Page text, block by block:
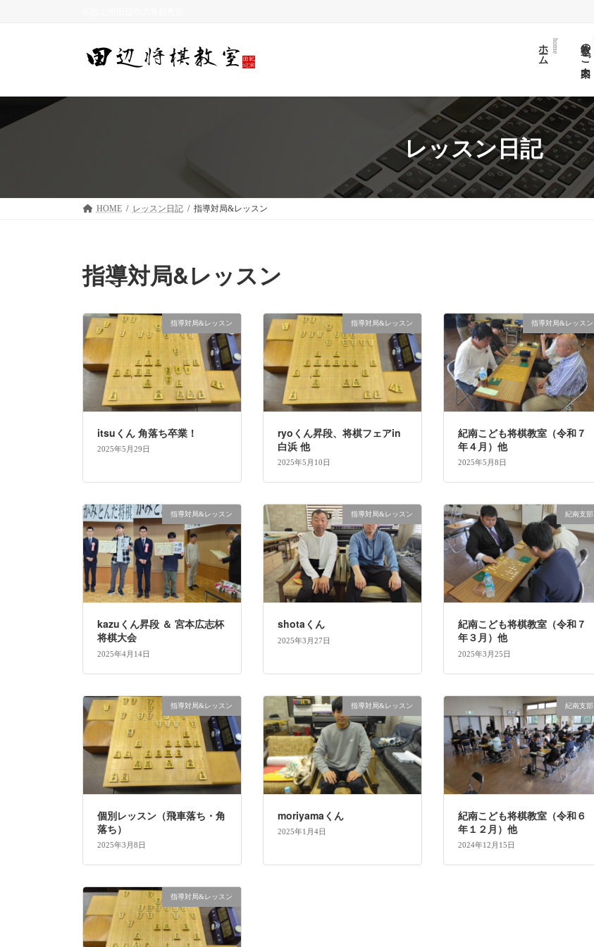
ス
ッ
ン
移
ホーム home 教室のご案内
レッスン日記
HOME レッスン日記 指導対局&レッスン
指導対局&レッスン
指導対局&レッスン
itsuくん 角落ち卒業！
2025年5月29日
指導対局&レッスン
ryoくん昇段、将棋フェアin
白浜 他
2025年5月10日
指導対局&レッスン
紀南こども将棋教室（令和７
年４月）他
2025年5月8日
指導対局&レッスン
kazuくん昇段 ＆ 宮本広志杯
将棋大会
2025年4月14日
指導対局&レッスン
shotaくん
2025年3月27日
紀南支部
紀南こども将棋教室（令和７
年３月）他
2025年3月25日
指導対局&レッスン
個別レッスン（飛車落ち・角
落ち）
2025年3月8日
指導対局&レッスン
moriyamaくん
2025年1月4日
紀南支部
紀南こども将棋教室（令和６
年１２月）他
2024年12月15日
指導対局&レッスン